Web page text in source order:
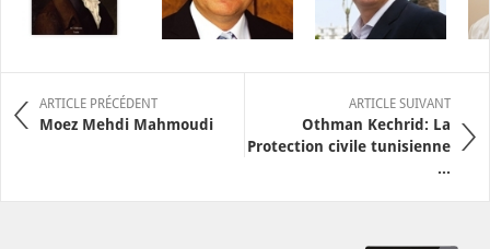
ARTICLE PRÉCÉDENT
Moez Mehdi Mahmoudi
ARTICLE SUIVANT
Othman Kechrid: La
Protection civile tunisienne
...